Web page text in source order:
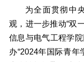
为全面贯彻中
观，进一步推动“双
信息与电气工程学
办“2024年国际青